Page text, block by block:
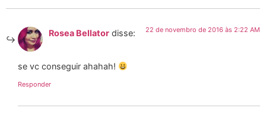
Rosea Bellator disse: 22 de novembro de 2016 às 2:22 AM
se vc conseguir ahahah!
Responder